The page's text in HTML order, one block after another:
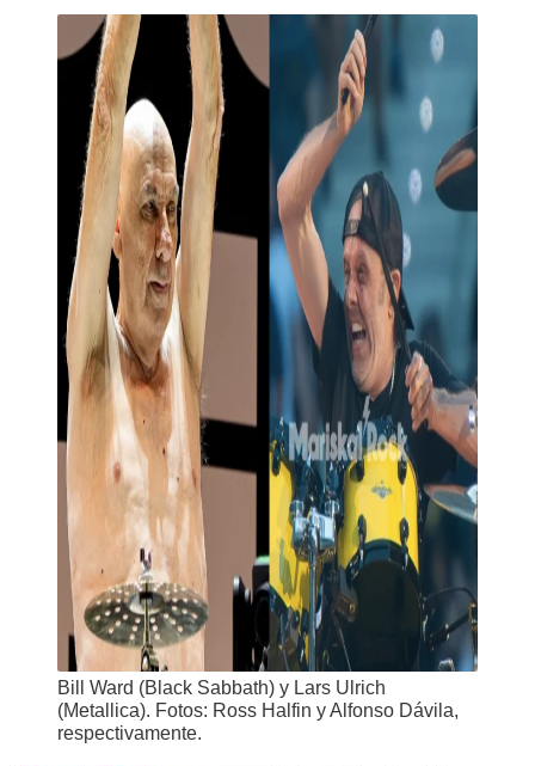
Bill Ward (Black Sabbath) y Lars Ulrich
(Metallica). Fotos: Ross Halfin y Alfonso Dávila,
respectivamente.